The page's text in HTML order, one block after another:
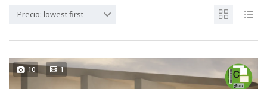
Precio: lowest first
10 1